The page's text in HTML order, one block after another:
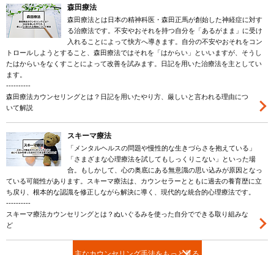
森田療法
森田療法とは日本の精神科医・森田正馬が創始した神経症に対す
る治療法です。不安やおそれを持つ自分を「あるがまま」に受け
入れることによって快方へ導きます。自分の不安やおそれをコン
トロールしようとすること、森田療法ではそれを「はからい」といいますが、そうし
たはからいをなくすことによって改善を試みます。日記を用いた治療法を主としてい
ます。
----------
森田療法カウンセリングとは？日記を用いたやり方、厳しいと言われる理由につ
いて解説
スキーマ療法
「メンタルヘルスの問題や慢性的な生きづらさを抱えている」
「さまざまな心理療法を試してもしっくりこない」といった場
合。もしかして、心の奥底にある無意識の思い込みが原因となっ
ている可能性があります。スキーマ療法は、カウンセラーとともに過去の養育歴に立
ち戻り、根本的な認識を修正しながら解決に導く、現代的な統合的心理療法です。
----------
スキーマ療法カウンセリングとは？ぬいぐるみを使った自分でできる取り組みな
ど